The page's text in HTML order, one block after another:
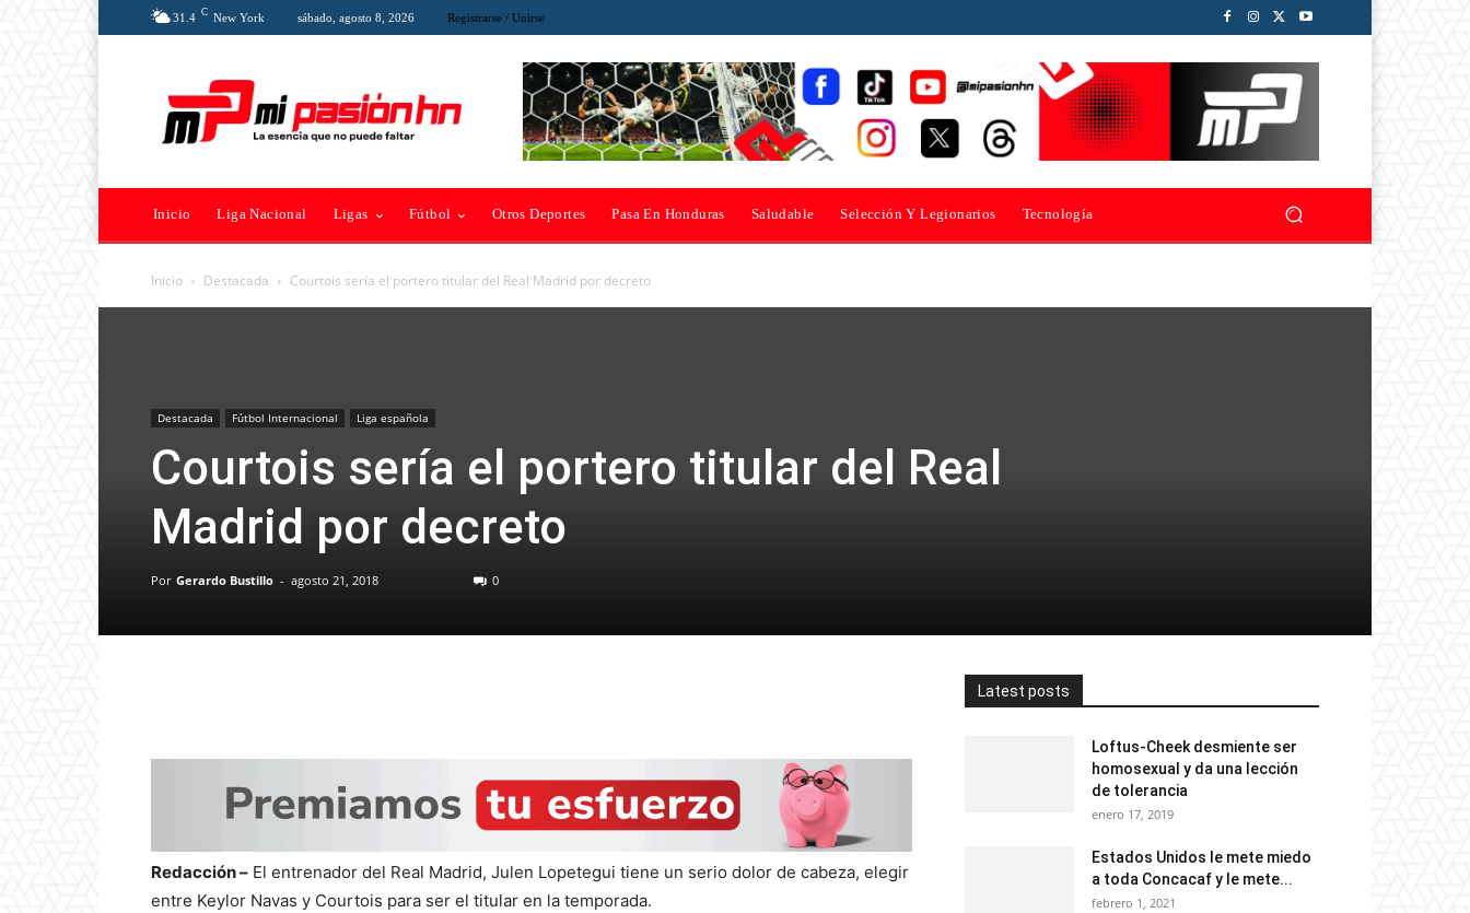
31.4 C New York sábado, agosto 8, 2026 Registrarse / Unirse
Inicio Liga Nacional Ligas Fútbol Otros Deportes Pasa En Honduras Saludable Selección Y Legionarios Tecnología
Inicio Destacada Courtois sería el portero titular del Real Madrid por decreto
Destacada Fútbol Internacional Liga española
Courtois sería el portero titular del Real
Madrid por decreto
Por Gerardo Bustillo - agosto 21, 2018 0
Redacción – El entrenador del Real Madrid, Julen Lopetegui tiene un serio dolor de cabeza, elegir
entre Keylor Navas y Courtois para ser el titular en la temporada.
Latest posts
Loftus-Cheek desmiente ser
homosexual y da una lección
de tolerancia
enero 17, 2019
Estados Unidos le mete miedo
a toda Concacaf y le mete...
febrero 1, 2021